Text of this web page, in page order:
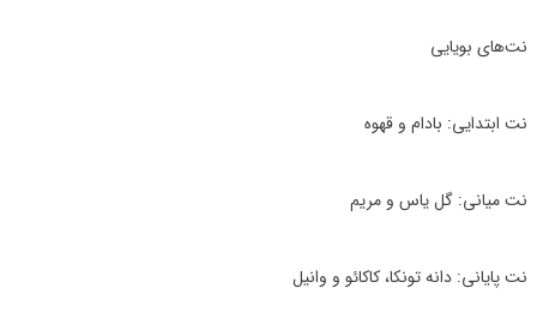
نت‌های بویایی
نت ابتدایی: بادام و قهوه
نت میانی: گل یاس و مریم
نت پایانی: دانه تونکا، کاکائو و وانیل